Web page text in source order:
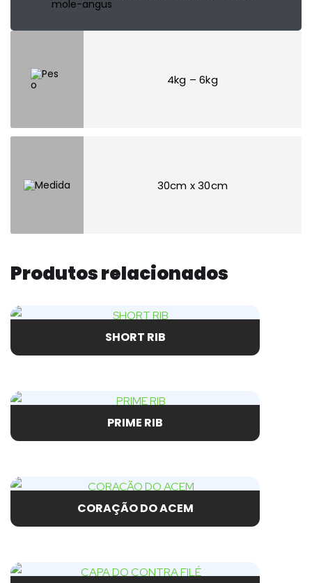
4kg – 6kg
30cm x 30cm
Produtos relacionados
SHORT RIB
PRIME RIB
CORAÇÃO DO ACEM